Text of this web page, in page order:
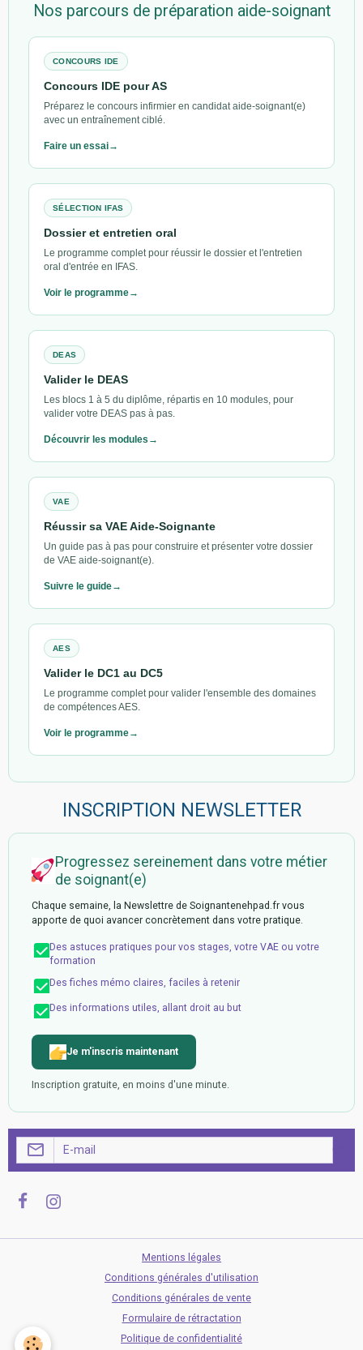
Nos parcours de préparation aide-soignant
CONCOURS IDE
Concours IDE pour AS
Préparez le concours infirmier en candidat aide-soignant(e)
avec un entraînement ciblé.
Faire un essai
SÉLECTION IFAS
Dossier et entretien oral
Le programme complet pour réussir le dossier et l'entretien
oral d'entrée en IFAS.
Voir le programme
DEAS
Valider le DEAS
Les blocs 1 à 5 du diplôme, répartis en 10 modules, pour
valider votre DEAS pas à pas.
Découvrir les modules
VAE
Réussir sa VAE Aide-Soignante
Un guide pas à pas pour construire et présenter votre dossier
de VAE aide-soignant(e).
Suivre le guide
AES
Valider le DC1 au DC5
Le programme complet pour valider l'ensemble des domaines
de compétences AES.
Voir le programme
INSCRIPTION NEWSLETTER
Progressez sereinement dans votre métier
de soignant(e)
Chaque semaine, la Newslettre de Soignantenehpad.fr vous
apporte de quoi avancer concrètement dans votre pratique.
Des astuces pratiques pour vos stages, votre VAE ou votre
formation
Des fiches mémo claires, faciles à retenir
Des informations utiles, allant droit au but
Je m'inscris maintenant
Inscription gratuite, en moins d'une minute.
OK
Mentions légales
Conditions générales d'utilisation
Conditions générales de vente
Formulaire de rétractation
Politique de confidentialité